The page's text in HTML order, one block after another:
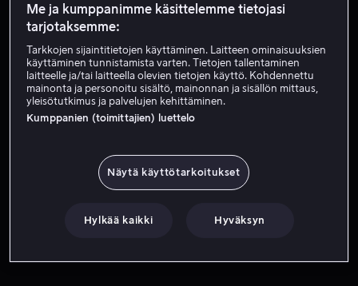
HD
Vuokraa 3,99 €
Osta 9,99 €
Julma Kano on päättänyt valloittaa Earthrealmin yksi
Julma Kano on päättänyt valloittaa Earthrealmin yksi
Liangia haastamaan ilkeän Kanon, sillä hän on ainoa,
Me ja kumppanimme käsittelemme tietojasi
tarjotaksemme:
Tarkkojen sijaintitietojen käyttäminen. Laitteen ominaisuuksien
käyttäminen tunnistamista varten. Tietojen tallentaminen
laitteelle ja/tai laitteella olevien tietojen käyttö. Kohdennettu
mainonta ja personoitu sisältö, mainonnan ja sisällön mittaus,
yleisötutkimus ja palvelujen kehittäminen.
Kumppanien (toimittajien) luettelo
Näytä käyttötarkoitukset
Hylkää kaikki Hyväksyn